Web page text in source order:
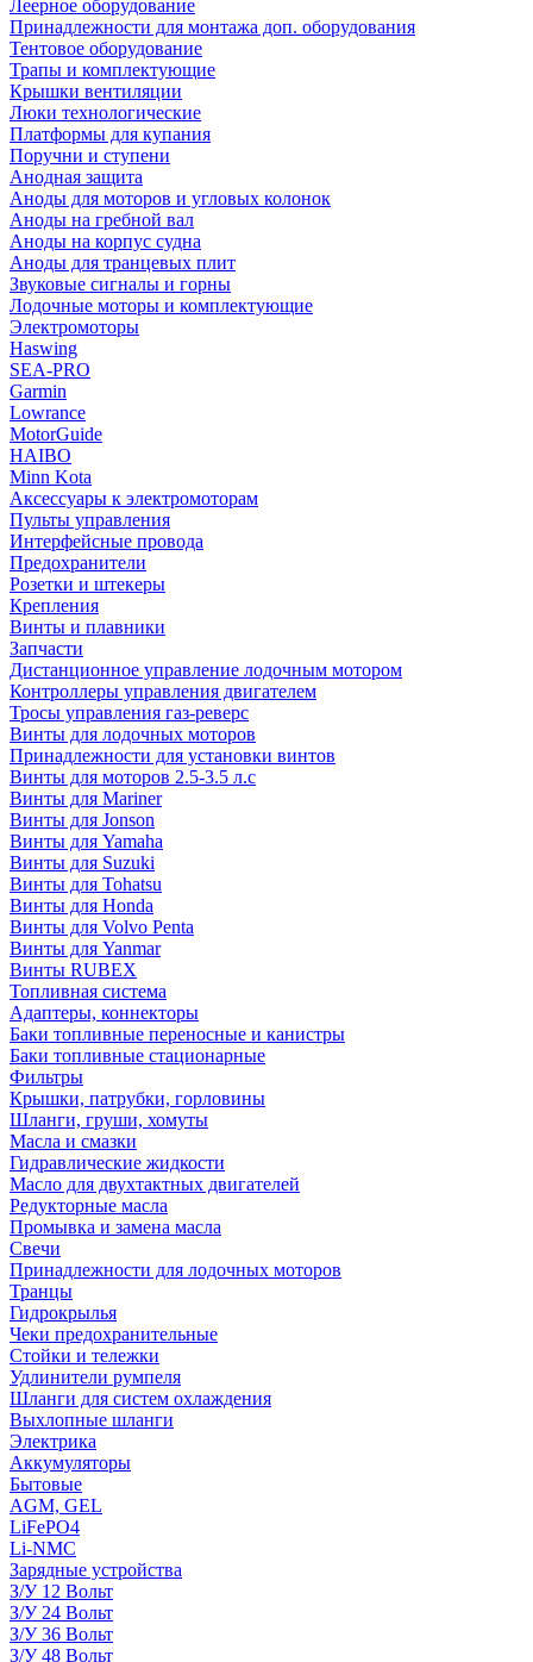
Леерное оборудование
Принадлежности для монтажа доп. оборудования
Тентовое оборудование
Трапы и комплектующие
Крышки вентиляции
Люки технологические
Платформы для купания
Поручни и ступени
Анодная защита
Аноды для моторов и угловых колонок
Аноды на гребной вал
Аноды на корпус судна
Аноды для транцевых плит
Звуковые сигналы и горны
Лодочные моторы и комплектующие
Электромоторы
Haswing
SEA-PRO
Garmin
Lowrance
MotorGuide
HAIBO
Minn Kota
Аксессуары к электромоторам
Пульты управления
Интерфейсные провода
Предохранители
Розетки и штекеры
Крепления
Винты и плавники
Запчасти
Дистанционное управление лодочным мотором
Контроллеры управления двигателем
Тросы управления газ-реверс
Винты для лодочных моторов
Принадлежности для установки винтов
Винты для моторов 2.5-3.5 л.с
Винты для Mariner
Винты для Jonson
Винты для Yamaha
Винты для Suzuki
Винты для Tohatsu
Винты для Honda
Винты для Volvo Penta
Винты для Yanmar
Винты RUBEX
Топливная система
Адаптеры, коннекторы
Баки топливные переносные и канистры
Баки топливные стационарные
Фильтры
Крышки, патрубки, горловины
Шланги, груши, хомуты
Масла и смазки
Гидравлические жидкости
Масло для двухтактных двигателей
Редукторные масла
Промывка и замена масла
Свечи
Принадлежности для лодочных моторов
Транцы
Гидрокрылья
Чеки предохранительные
Стойки и тележки
Удлинители румпеля
Шланги для систем охлаждения
Выхлопные шланги
Электрика
Аккумуляторы
Бытовые
AGM, GEL
LiFePO4
Li-NMC
Зарядные устройства
З/У 12 Вольт
З/У 24 Вольт
З/У 36 Вольт
З/У 48 Вольт